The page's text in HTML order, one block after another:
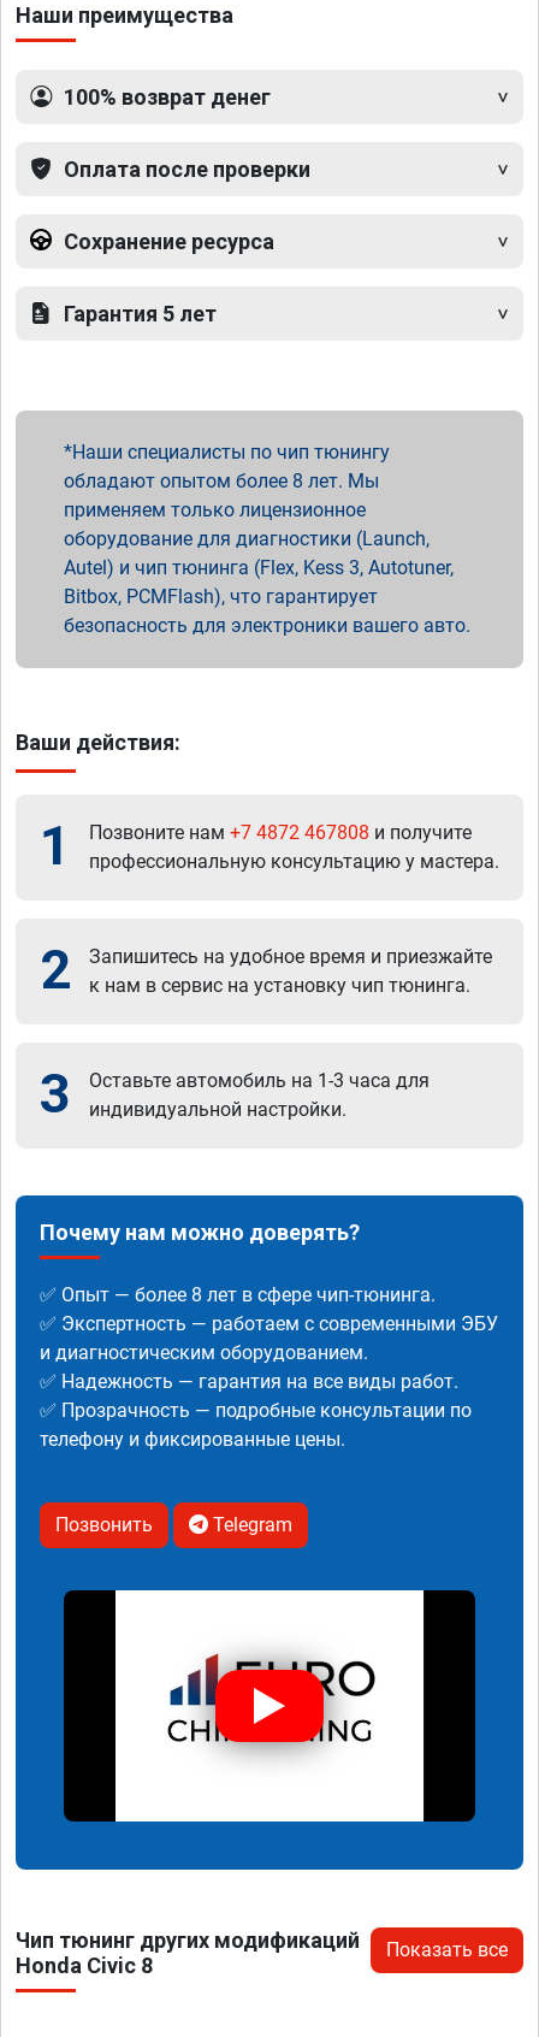
Наши преимущества
100% возврат денег
Оплата после проверки
Сохранение ресурса
Гарантия 5 лет
Наши специалисты по чип тюнингу
обладают опытом более 8 лет. Мы
применяем только лицензионное
оборудование для диагностики (Launch,
Autel) и чип тюнинга (Flex, Kess 3, Autotuner,
Bitbox, PCMFlash), что гарантирует
безопасность для электроники вашего авто.
Ваши действия:
1 Позвоните нам +7 4872 467808 и получите
профессиональную консультацию у мастера.
2
Запишитесь на удобное время и приезжайте
к нам в сервис на установку чип тюнинга.
3
Оставьте автомобиль на 1-3 часа для
индивидуальной настройки.
Почему нам можно доверять?
✅ Опыт — более 8 лет в сфере чип-тюнинга.
✅ Экспертность — работаем с современными ЭБУ
и диагностическим оборудованием.
✅ Надежность — гарантия на все виды работ.
✅ Прозрачность — подробные консультации по
телефону и фиксированные цены.
Позвонить Telegram
Чип тюнинг других модификаций
Honda Civic 8
Показать все